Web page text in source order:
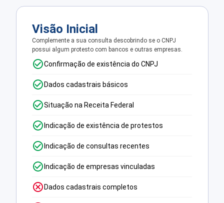
Visão Inicial
Complemente a sua consulta descobrindo se o CNPJ
possui algum protesto com bancos e outras empresas.
Confirmação de existência do CNPJ
Dados cadastrais básicos
Situação na Receita Federal
Indicação de existência de protestos
Indicação de consultas recentes
Indicação de empresas vinculadas
Dados cadastrais completos